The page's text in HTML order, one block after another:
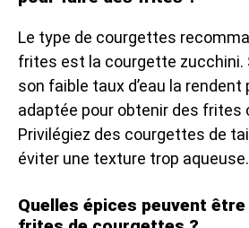
Le type de courgettes
frites est la courgette zucchini.
son faible taux d’eau la
adaptée pour obtenir des frites
Privilégiez des courgettes de
éviter une texture trop aqueuse.
Quelles épices peuvent